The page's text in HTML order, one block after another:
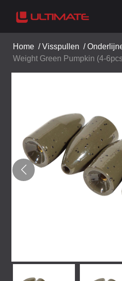
Home /Visspullen /
Weight Green Pumpkin (4-